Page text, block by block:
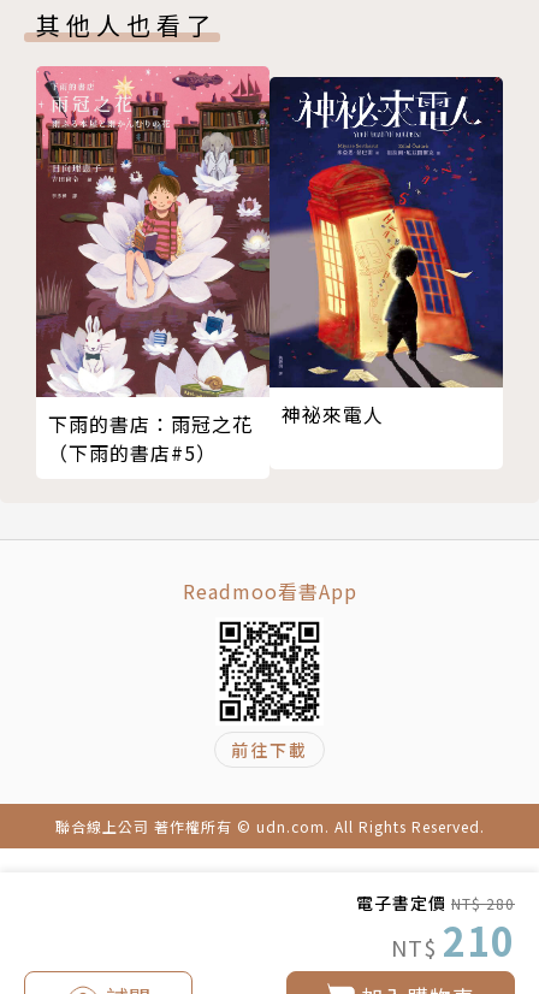
電子書定價 NT$ 280
NT$ 210
◎適讀年齡：適合9~12歲閱讀
◎教育議題分類：品德教育、生命教育、閱讀素養
◎學習領域分類：社會、綜合活動
【書系簡介】
《西方經典童話》系列包含冒險、奇幻、英雄、成長等
故事類型，能夠幫助孩子度過狂飆又難熬的青少年時
期，更能激勵、安慰、啟發他們面對世界與自我。全系
列延請人氣繪本作家、文學獎得主改寫，並由新銳插畫
家重新詮釋故事人物；帶領孩子感受經典、了解經典，
提升閱讀能力。
出生於瑞士蘇黎世附近的山城裡，讓她寫出親切有味的
瑞士童話；曾經在孤兒院、收容所、女子學校工作過，
讓她對於每個孩子觀察得深刻入微。
在接連失去丈夫與獨子後，史畢利把精力投注在寫作和
旅行上。幸好她沒有失去對這個世界的愛，幸好她還握
年來的讀者繼續受到愛的眷顧。
因為陪伴兒子成長而開始寫少兒故事，作品曾獲得台北
文學獎、九歌少兒文學獎等獎項肯定。改寫小時候曾讀
其他人也看了
下雨的書店：雨冠之花
（下雨的書店#5）
神祕來電人
Readmoo看書App
前往下載
聯合線上公司 著作權所有 © udn.com. All Rights Reserved.